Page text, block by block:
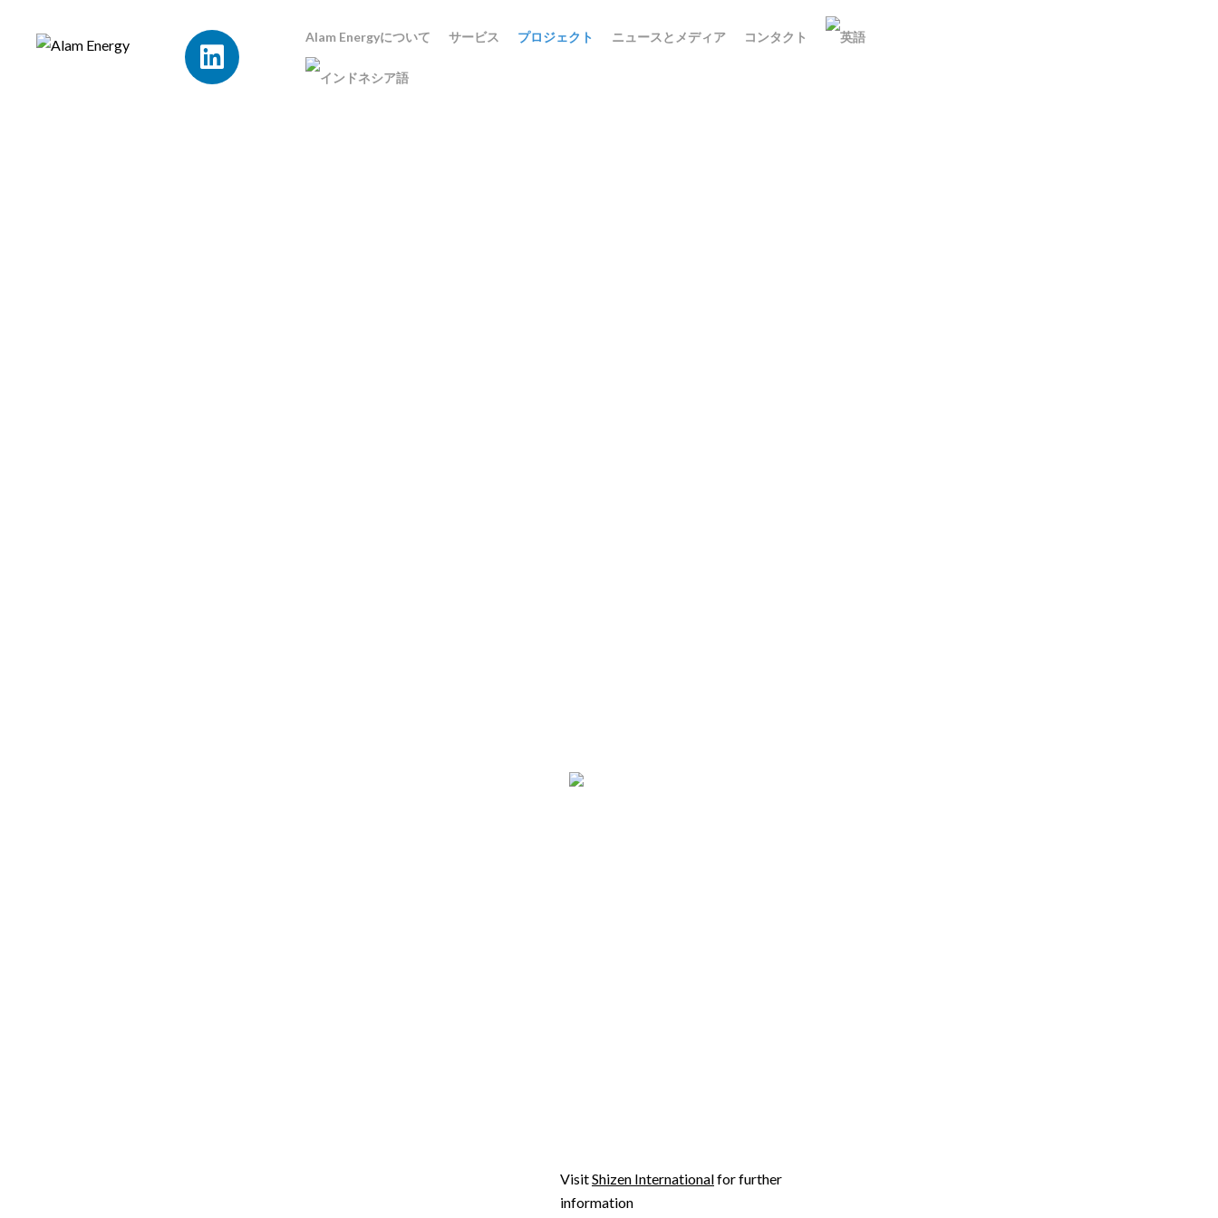
Alam Energyについて サービス プロジェクト ニュースとメディア コンタクト
VisitShizen Internationalfor further
information